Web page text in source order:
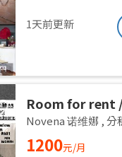
1天前更新
Room for rent
room / 1pax
Novena 诺维娜 ,分
1200元/月